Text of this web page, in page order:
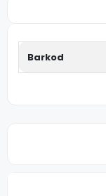
Barkod